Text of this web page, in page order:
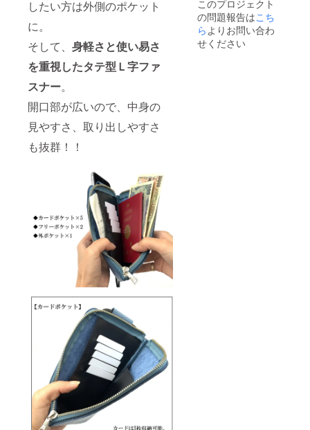
したい方は外側のポケット
に。
そして、 身軽さと使い易さ
を重視したタテ型Ｌ字ファ
スナー。
開口部が広いので、中身の
見やすさ、取り出しやすさ
も抜群！！
材の供
給状
況、製
作工程
上の都
このプロジェクト
の問題報告はこち
ら よりお問い合わ
せください